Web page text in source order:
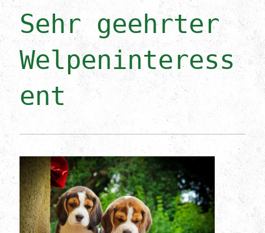
Sehr geehrter
Welpeninteress
ent